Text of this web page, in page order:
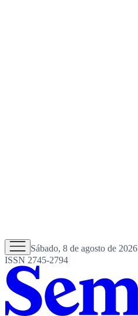
Sábado, 8 de agosto de 2026
ISSN 2745-2794